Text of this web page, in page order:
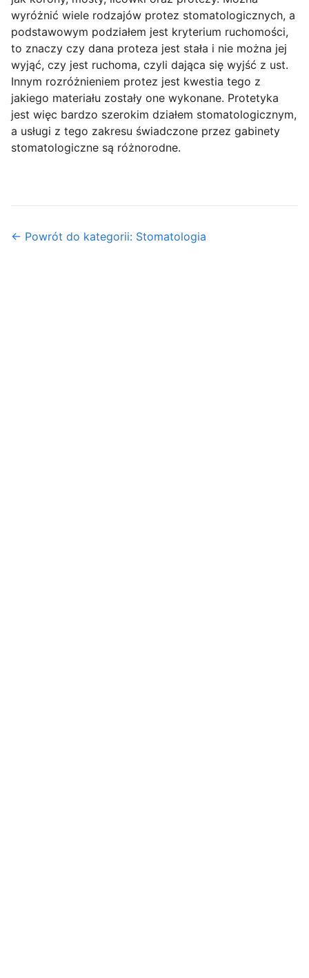
wyróżnić wiele rodzajów protez stomatologicznych, a
podstawowym podziałem jest kryterium ruchomości,
to znaczy czy dana proteza jest stała i nie można jej
wyjąć, czy jest ruchoma, czyli dająca się wyjść z ust.
Innym rozróżnieniem protez jest kwestia tego z
jakiego materiału zostały one wykonane. Protetyka
jest więc bardzo szerokim działem stomatologicznym,
a usługi z tego zakresu świadczone przez gabinety
stomatologiczne są różnorodne.
← Powrót do kategorii: Stomatologia